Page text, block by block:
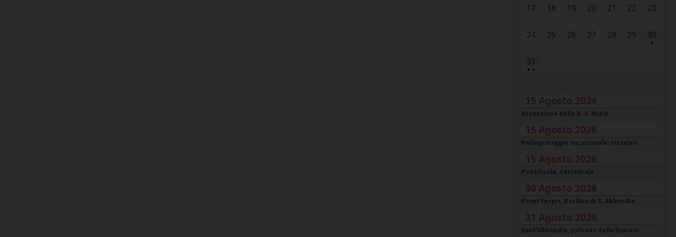
17 18 19 20 21 22 23
24 25 26 27 28 29 30
•
31
• •
15 Agosto 2026
Assunzione della B. V. Maria
15 Agosto 2026
Pellegrinaggio vocazionale: vicariati
15 Agosto 2026
Pontificale, Cattedrale
30 Agosto 2026
Primi Vespri, Basilica di S. Abbondio
31 Agosto 2026
Sant'Abbondio, patrono della Diocesi